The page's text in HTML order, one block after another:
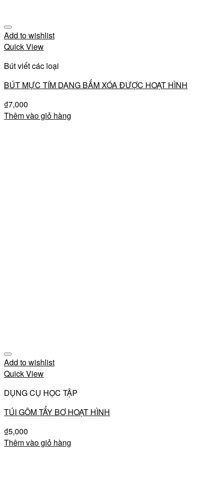
Add to wishlist
Quick View
Bút viết các loại
BÚT MỰC TÍM DẠNG BẤM XÓA ĐƯỢC HOẠT HÌNH
₫7,000
Thêm vào giỏ hàng
Add to wishlist
Quick View
DỤNG CỤ HỌC TẬP
TÚI GÔM TẨY BƠ HOẠT HÌNH
₫5,000
Thêm vào giỏ hàng